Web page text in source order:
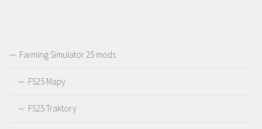
Farming Simulator 25 mods
FS25 Mapy
FS25 Traktory